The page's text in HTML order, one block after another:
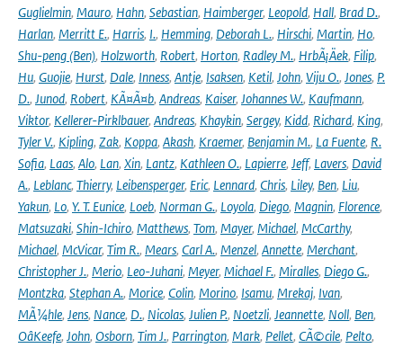
Guglielmin, Mauro, Hahn, Sebastian, Haimberger, Leopold, Hall, Brad D.,
Harlan, Merritt E., Harris, I., Hemming, Deborah L., Hirschi, Martin, Ho,
Shu-peng (Ben), Holzworth, Robert, Horton, Radley M., HrbÃ¡Äek, Filip,
Hu, Guojie, Hurst, Dale, Inness, Antje, Isaksen, Ketil, John, Viju O., Jones, P.
D., Junod, Robert, KÃ¤Ã¤b, Andreas, Kaiser, Johannes W., Kaufmann,
Viktor, Kellerer-Pirklbauer, Andreas, Khaykin, Sergey, Kidd, Richard, King,
Tyler V., Kipling, Zak, Koppa, Akash, Kraemer, Benjamin M., La Fuente, R.
Sofia, Laas, Alo, Lan, Xin, Lantz, Kathleen O., Lapierre, Jeff, Lavers, David
A., Leblanc, Thierry, Leibensperger, Eric, Lennard, Chris, Liley, Ben, Liu,
Yakun, Lo, Y. T. Eunice, Loeb, Norman G., Loyola, Diego, Magnin, Florence,
Matsuzaki, Shin-Ichiro, Matthews, Tom, Mayer, Michael, McCarthy,
Michael, McVicar, Tim R., Mears, Carl A., Menzel, Annette, Merchant,
Christopher J., Merio, Leo-Juhani, Meyer, Michael F., Miralles, Diego G.,
Montzka, Stephan A., Morice, Colin, Morino, Isamu, Mrekaj, Ivan,
MÃ¼hle, Jens, Nance, D., Nicolas, Julien P., Noetzli, Jeannette, Noll, Ben,
OâKeefe, John, Osborn, Tim J., Parrington, Mark, Pellet, CÃ©cile, Pelto,